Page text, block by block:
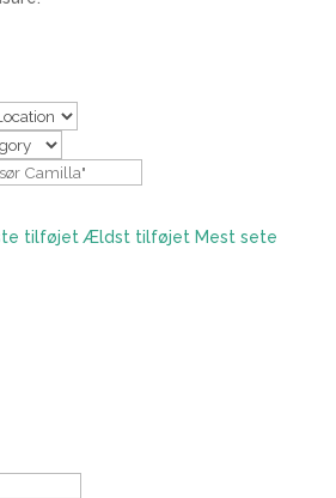
tilføjet Ældst tilføjet Mest sete